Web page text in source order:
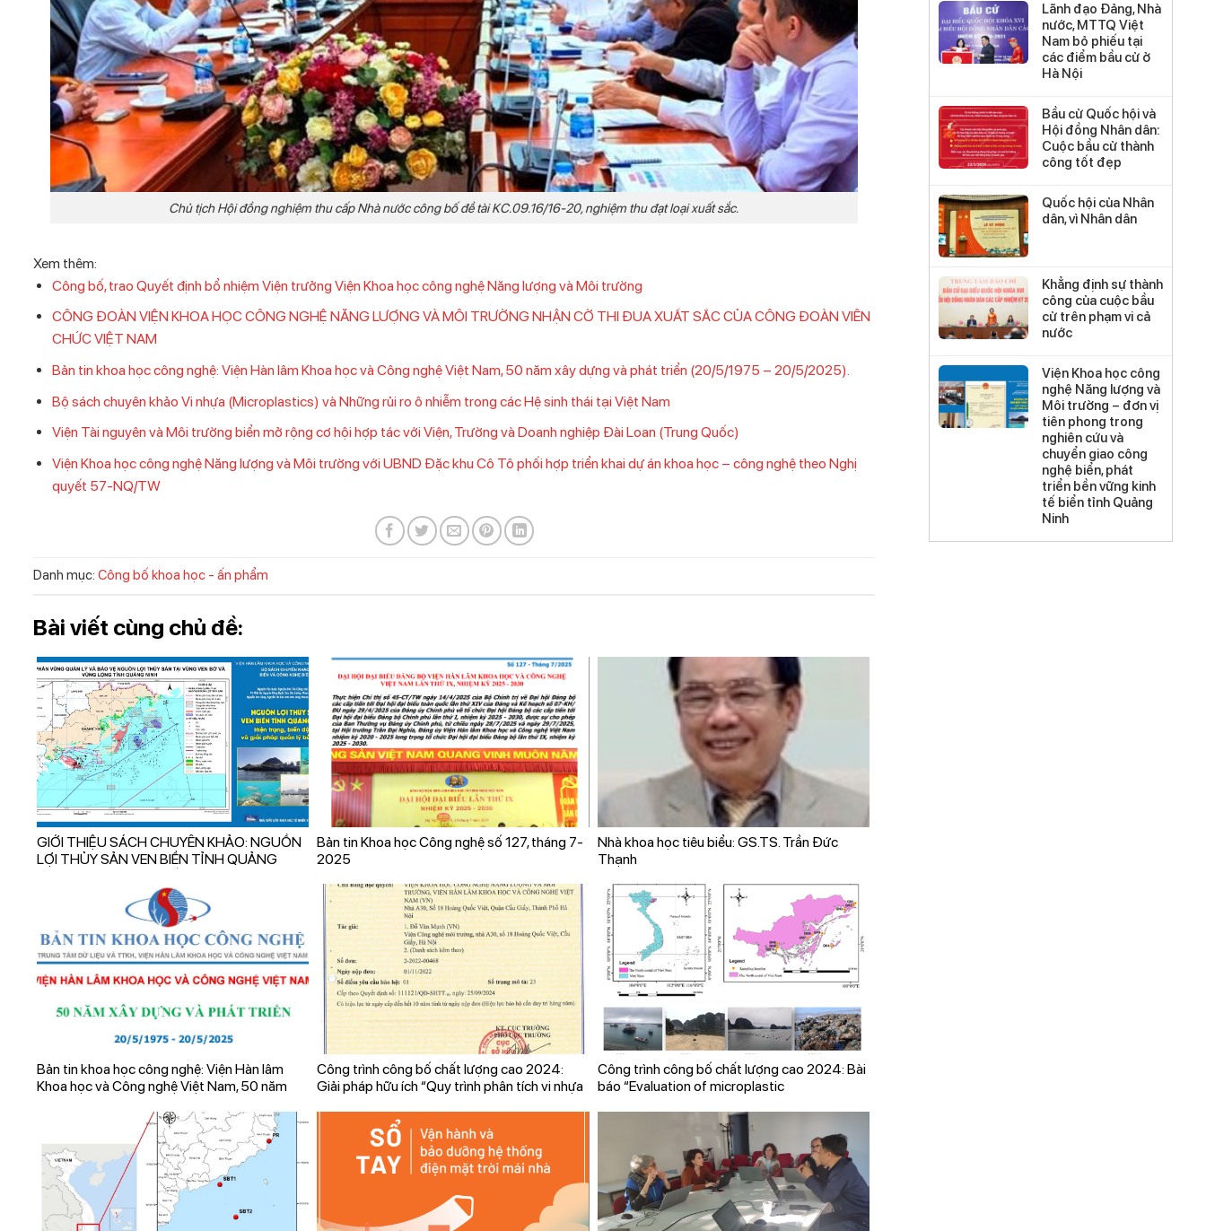
Chủ tịch Hội đồng nghiệm thu cấp Nhà nước công bố đề tài KC.09.16/16-20, nghiệm thu đạt loại xuất sắc.
Xem thêm:
Công bố, trao Quyết định bổ nhiệm Viện trưởng Viện Khoa học công nghệ Năng lượng và Môi trường
CÔNG ĐOÀN VIỆN KHOA HỌC CÔNG NGHỆ NĂNG LƯỢNG VÀ MÔI TRƯỜNG NHẬN CỜ THI ĐUA XUẤT SẮC CỦA CÔNG ĐOÀN VIÊN
CHỨC VIỆT NAM
Bản tin khoa học công nghệ: Viện Hàn lâm Khoa học và Công nghệ Việt Nam, 50 năm xây dựng và phát triển (20/5/1975 – 20/5/2025).
Bộ sách chuyên khảo Vi nhựa (Microplastics) và Những rủi ro ô nhiễm trong các Hệ sinh thái tại Việt Nam
Viện Tài nguyên và Môi trường biển mở rộng cơ hội hợp tác với Viện, Trường và Doanh nghiệp Đài Loan (Trung Quốc)
Viện Khoa học công nghệ Năng lượng và Môi trường với UBND Đặc khu Cô Tô phối hợp triển khai dự án khoa học – công nghệ theo Nghị
quyết 57-NQ/TW
Danh mục: Công bố khoa học - ấn phẩm
Bài viết cùng chủ đề:
GIỚI THIỆU SÁCH CHUYÊN KHẢO: NGUỒN
LỢI THỦY SẢN VEN BIỂN TỈNH QUẢNG
PHÁP QUẢN LÝ BỀN VỮNG
Bản tin Khoa học Công nghệ số 127, tháng 7-
2025
Nhà khoa học tiêu biểu: GS.TS. Trần Đức
Thạnh
Bản tin khoa học công nghệ: Viện Hàn lâm
Khoa học và Công nghệ Việt Nam, 50 năm
Công trình công bố chất lượng cao 2024:
Giải pháp hữu ích “Quy trình phân tích vi nhựa
Công trình công bố chất lượng cao 2024: Bài
báo “Evaluation of microplastic
viridis) and surrounding environment in the
North coast of Vietnam”
Lãnh đạo Đảng, Nhà
nước, MTTQ Việt
Nam bỏ phiếu tại
các điểm bầu cử ở
Hà Nội
Bầu cử Quốc hội và
Hội đồng Nhân dân:
Cuộc bầu cử thành
công tốt đẹp
Quốc hội của Nhân
dân, vì Nhân dân
Khẳng định sự thành
công của cuộc bầu
cử trên phạm vi cả
nước
Viện Khoa học công
nghệ Năng lượng và
Môi trường – đơn vị
tiên phong trong
nghiên cứu và
chuyển giao công
nghệ biển, phát
triển bền vững kinh
tế biển tỉnh Quảng
Ninh